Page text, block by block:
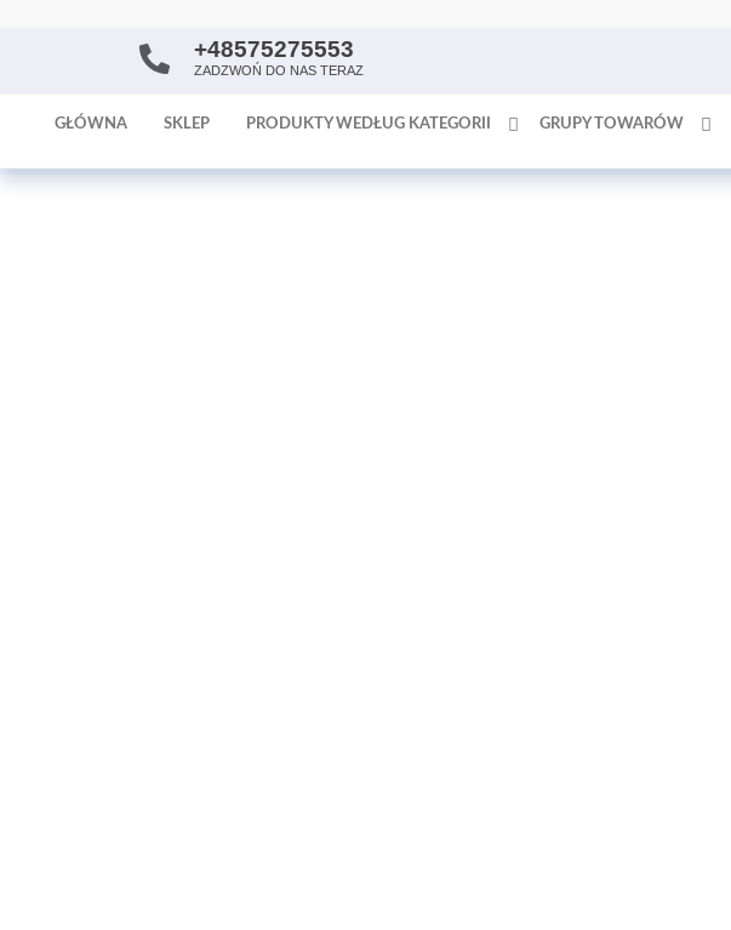
AntykArt
poświęcona
sprzedaży
tapet
+48575275553
ZADZWOŃ DO NAS TERAZ
GŁÓWNA SKLEP PRODUKTY WEDŁUG KATEGORII GRUPY TOWARÓW